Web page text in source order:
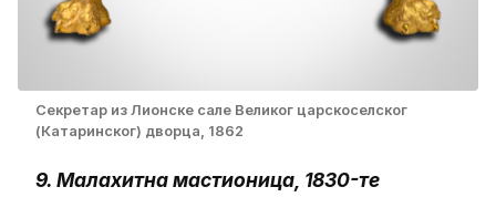
Секретар из Лионске сале Великог царскоселског
(Катаринског) дворца, 1862
9. Малахитна мастионица, 1830-те